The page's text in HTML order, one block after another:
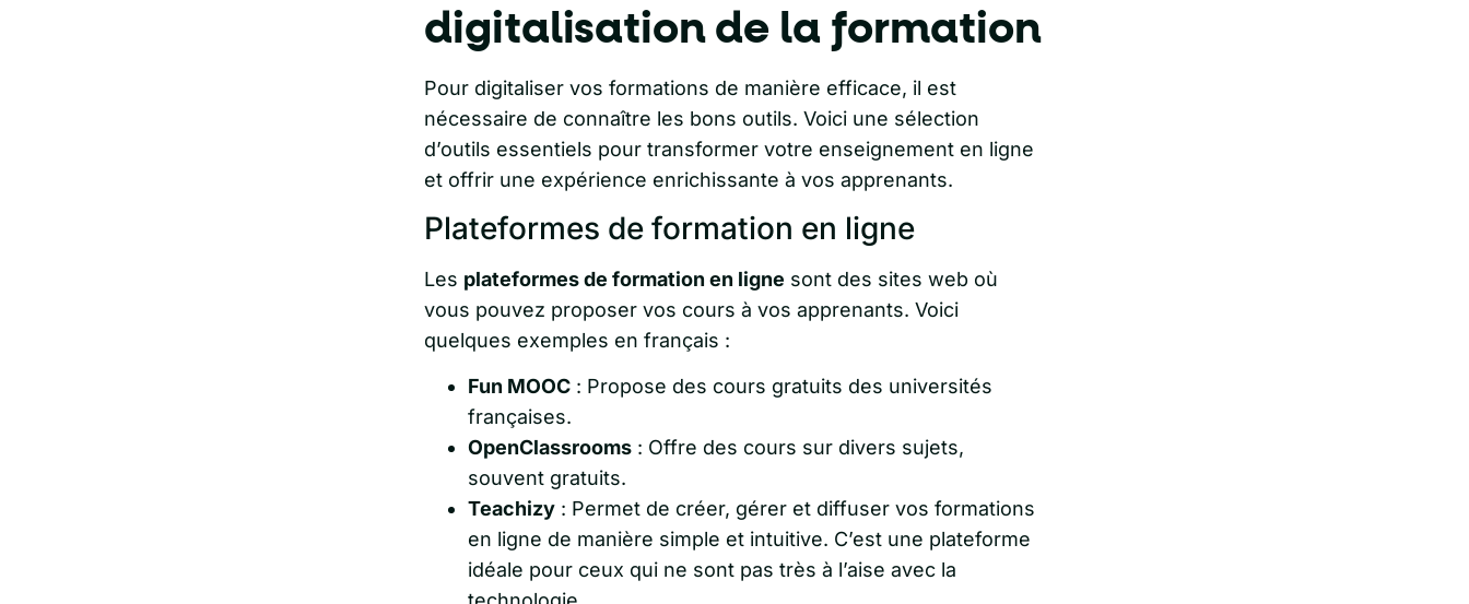
digitalisation de la formation
Pour digitaliser vos formations de manière efficace, il est
nécessaire de connaître les bons outils. Voici une sélection
d’outils essentiels pour transformer votre enseignement en ligne
et offrir une expérience enrichissante à vos apprenants.
Plateformes de formation en ligne
Les plateformes de formation en ligne sont des sites web où
vous pouvez proposer vos cours à vos apprenants. Voici
quelques exemples en français :
Fun MOOC: Propose des cours gratuits des universités
françaises.
OpenClassrooms: Offre des cours sur divers sujets,
souvent gratuits.
Teachizy: Permet de créer, gérer et diffuser vos formations
en ligne de manière simple et intuitive. C’est une plateforme
idéale pour ceux qui ne sont pas très à l’aise avec la